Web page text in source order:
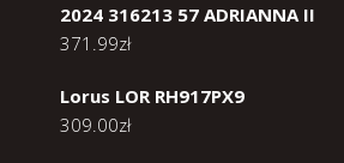
2024 316213 57 ADRIANNA II
371.99zł
Lorus LOR RH917PX9
309.00zł